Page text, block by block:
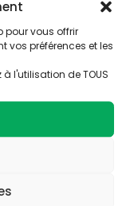
pour vous offrir
vos préférences et les
l'utilisation de TOUS
plus sur
ressources
de la